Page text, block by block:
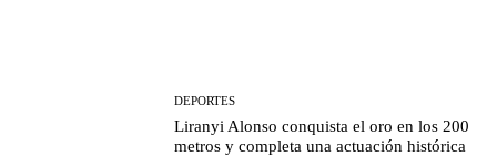
DEPORTES
Liranyi Alonso conquista el oro en los 200
metros y completa una actuación histórica